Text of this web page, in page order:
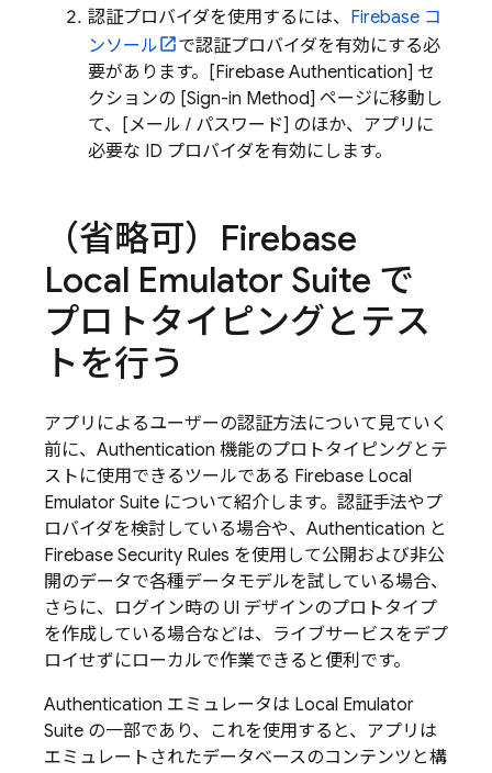
認証プロバイダを使用するには、 Firebase コ
ンソール
で認証プロバイダを有効にする必
要があります。[Firebase Authentication] セ
クションの [Sign-in Method] ページに移動し
て、[メール / パスワード] のほか、アプリに
必要な ID プロバイダを有効にします。
（省略可） Firebase
Local Emulator Suite で
プロトタイピングとテス
トを行う
アプリによるユーザーの認証方法について見ていく
前に、 Authentication 機能のプロトタイピングとテ
ストに使用できるツールである Firebase Local
Emulator Suite について紹介します。認証手法やプ
ロバイダを検討している場合や、 Authentication と
Firebase Security Rules を使用して公開および非公
開のデータで各種データモデルを試している場合、
さらに、ログイン時の UI デザインのプロトタイプ
を作成している場合などは、ライブサービスをデプ
ロイせずにローカルで作業できると便利です。
Authentication エミュレータは Local Emulator
Suite の一部であり、これを使用すると、アプリは
エミュレートされたデータベースのコンテンツと構